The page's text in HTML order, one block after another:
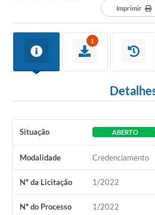
Imprimir
1
Situação ABERTO
Modalidade Credenciamento
Nº da Licitação 1/2022
Nº do Processo 1/2022